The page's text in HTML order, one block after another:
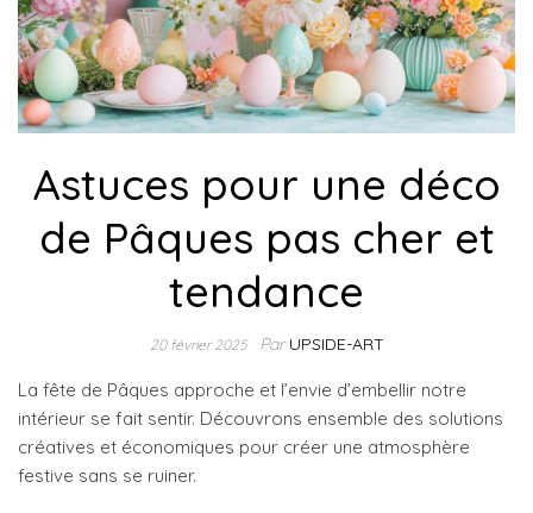
Astuces pour une déco
de Pâques pas cher et
tendance
20 février 2025 ParUPSIDE-ART
La fête de Pâques approche et l’envie d’embellir notre
intérieur se fait sentir. Découvrons ensemble des solutions
créatives et économiques pour créer une atmosphère
festive sans se ruiner.